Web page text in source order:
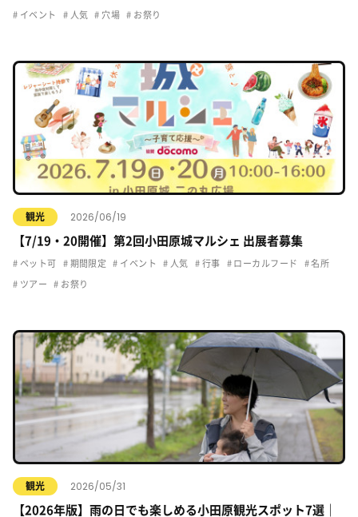
イベント 人気 穴場 お祭り
観光 2026/06/19
【7/19・20開催】第2回小田原城マルシェ 出展者募集
ペット可 期間限定 イベント 人気 行事 ローカルフード 名所
ツアー お祭り
観光 2026/05/31
【2026年版】雨の日でも楽しめる小田原観光スポット7選｜